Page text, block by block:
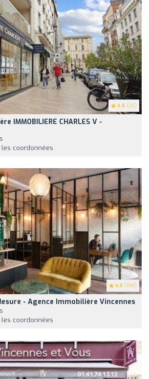
4.6 (20)
IMMOBILIERE CHARLES V -
coordonnées
4.5 (198)
- Agence Immobilière Vincennes
coordonnées